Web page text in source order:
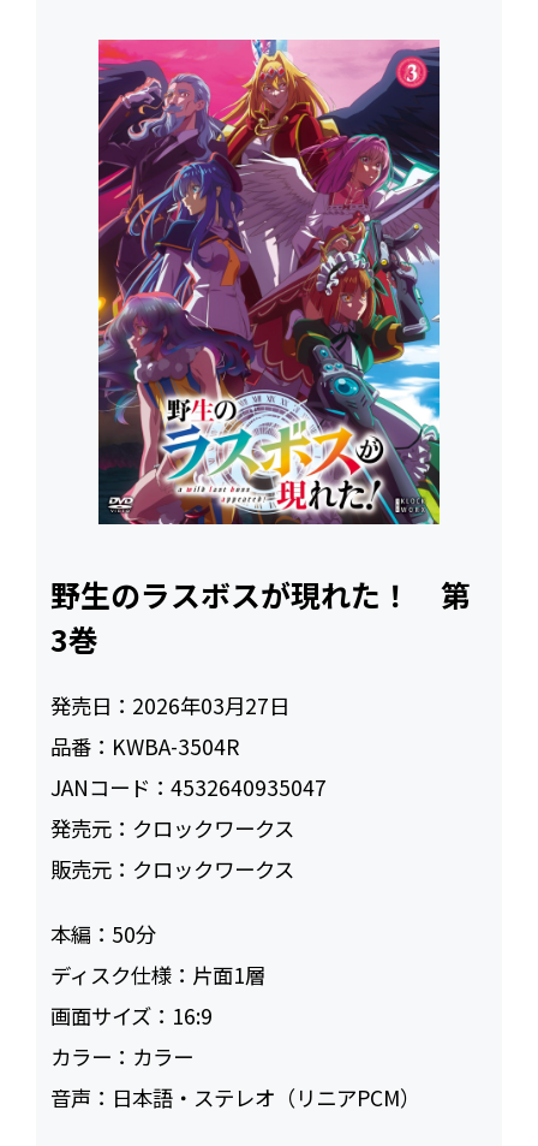
野生のラスボスが現れた！ 第
3巻
発売日： 2026年03月27日
品番： KWBA-3504R
JANコード：4532640935047
発売元： クロックワークス
販売元： クロックワークス
本編： 50
ディスク仕様： 片面1層
画面サイズ： 16:9
カラー： カラー
音声： 日本語・ステレオ（リニアPCM）